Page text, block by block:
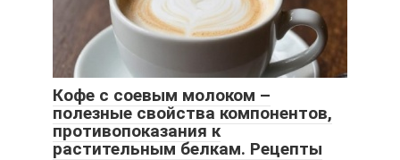
Кофе с соевым молоком –
полезные свойства компонентов,
противопоказания к
растительным белкам. Рецепты